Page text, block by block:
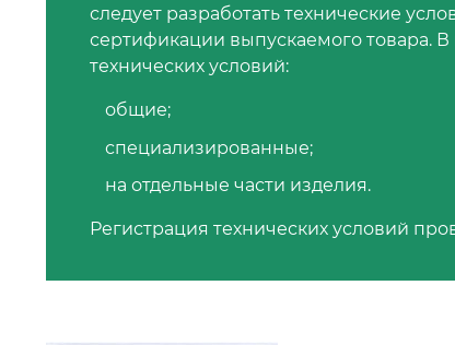
следует разработать технические
сертификации выпускаемого товара.
технических условий:
общие;
специализированные;
на отдельные части изделия.
Регистрация технических условий